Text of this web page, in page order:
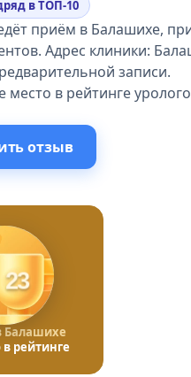
в ТОП-10
приём в Балашихе,
Адрес клиники:
записи.
в рейтинге
отзыв
23
Балашихе
в рейтинге